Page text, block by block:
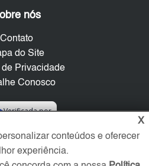
nós
Contato
do Site
de Privacidade
Conosco
Verificada por
Sociais
X
conteúdos e oferecer
experiência.